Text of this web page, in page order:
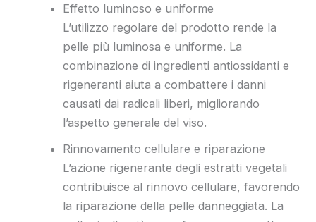
Effetto luminoso e uniforme
L’utilizzo regolare del prodotto rende la
pelle più luminosa e uniforme. La
combinazione di ingredienti antiossidanti e
rigeneranti aiuta a combattere i danni
causati dai radicali liberi, migliorando
l’aspetto generale del viso.
Rinnovamento cellulare e riparazione
L’azione rigenerante degli estratti vegetali
contribuisce al rinnovo cellulare, favorendo
la riparazione della pelle danneggiata. La